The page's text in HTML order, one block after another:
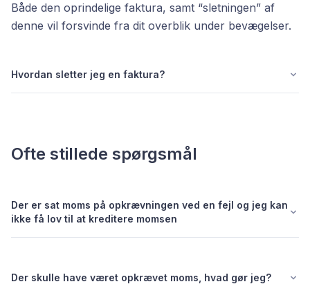
Både den oprindelige faktura, samt “sletningen” af
denne vil forsvinde fra dit overblik under bevægelser.
Hvordan sletter jeg en faktura?
Ofte stillede spørgsmål
Der er sat moms på opkrævningen ved en fejl og jeg kan
ikke få lov til at kreditere momsen
Der skulle have været opkrævet moms, hvad gør jeg?